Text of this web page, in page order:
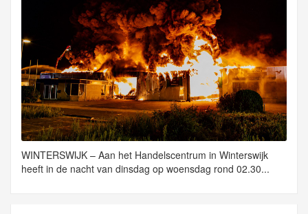
WINTERSWIJK – Aan het Handelscentrum in Winterswijk
heeft in de nacht van dinsdag op woensdag rond 02.30...